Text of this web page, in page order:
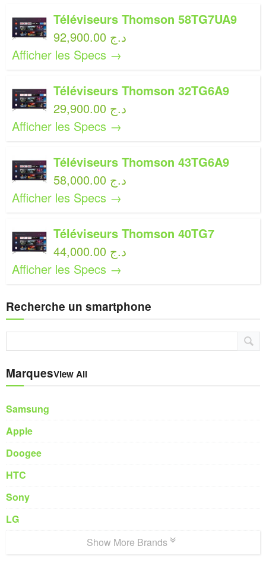
Téléviseurs Thomson 58TG7UA9
92,900.00 د.ج
Afficher les Specs →
Téléviseurs Thomson 32TG6A9
29,900.00 د.ج
Afficher les Specs →
Téléviseurs Thomson 43TG6A9
58,000.00 د.ج
Afficher les Specs →
Téléviseurs Thomson 40TG7
44,000.00 د.ج
Afficher les Specs →
Recherche un smartphone
MarquesView All
Samsung
Apple
Doogee
HTC
Sony
LG
Show More Brands